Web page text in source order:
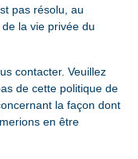
pas résolu, au
la vie privée du
contacter. Veuillez
de cette politique de
la façon dont
en être